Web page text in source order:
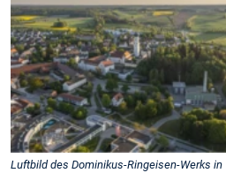
Luftbild des Dominikus-Ringeisen-Werks in